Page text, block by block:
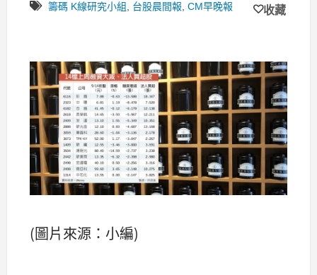
籌碼 K線研究小組 台股晨間報 CM早晚報 收藏
(圖片來源：小編)